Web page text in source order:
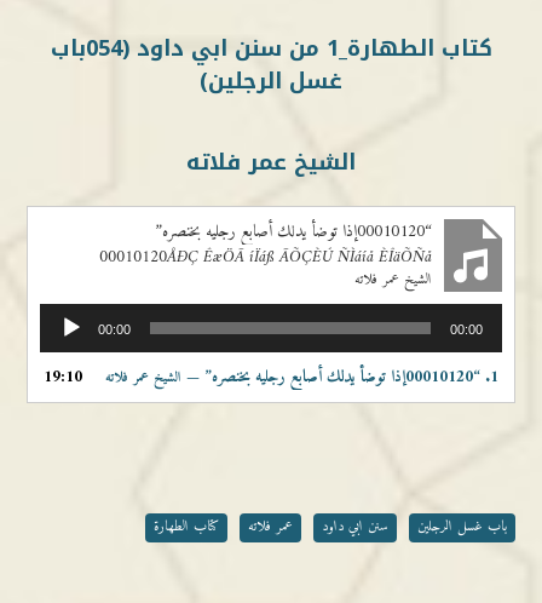
كتاب الطهارة_1 من سنن ابي داود (054باب
غسل الرجلين)
الشيخ عمر فلاته
“00010120إذا توضأ يدلك أصابع رجليه بخنصره”
00010120ÅÐÇ ÊæÖÃ íÏáß ÃÕÇÈÚ ÑÌáíå ÈÎäÕÑå
الشيخ عمر فلاته
الصوت
00:00 00:00
1. “00010120إذا توضأ يدلك أصابع رجليه بخنصره” — الشيخ عمر فلاته 19:10
باب غسل الرجلين سنن ابي داود عمر فلاته كتاب الطهارة